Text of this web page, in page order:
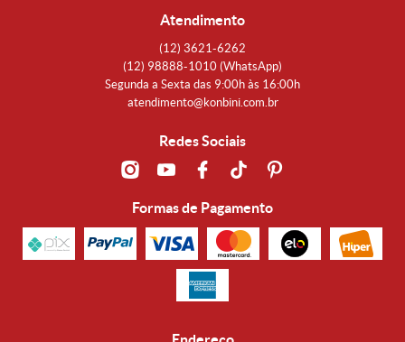
Atendimento
(12) 3621-6262
(12) 98888-1010 (WhatsApp)
Segunda a Sexta das 9:00h às 16:00h
atendimento@konbini.com.br
Redes Sociais
Formas de Pagamento